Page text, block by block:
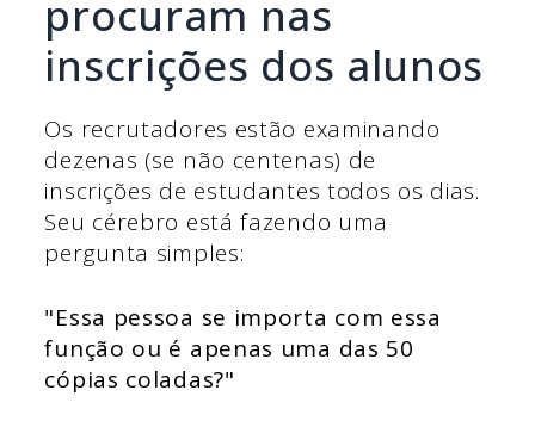
procuram nas
inscrições dos alunos
Os recrutadores estão examinando
dezenas (se não centenas) de
inscrições de estudantes todos os dias.
Seu cérebro está fazendo uma
pergunta simples:
"Essa pessoa se importa com essa
função ou é apenas uma das 50
cópias coladas?"